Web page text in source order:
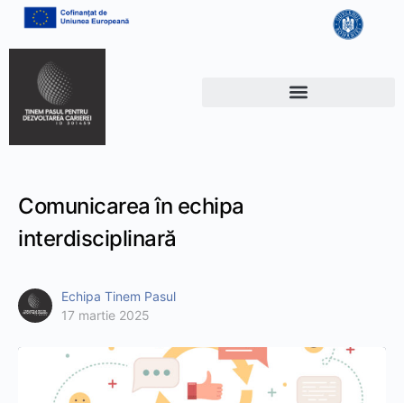
Comunicarea în echipa
interdisciplinară
Echipa Tinem Pasul
17 martie 2025